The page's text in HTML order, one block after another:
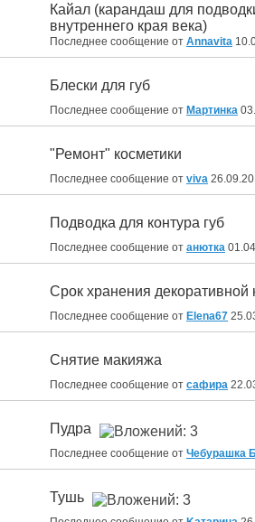
Кайал (карандаш для
внутреннего края века)
Последнее сообщение от Annavita
Блески для губ
Последнее сообщение от Мартинка
"Ремонт" косметики
Последнее сообщение от viva
Подводка для контура губ
Последнее сообщение от анютка
Срок хранения декоративной
Последнее сообщение от Elena67
Снятие макияжа
Последнее сообщение от сафира
Пудра
Последнее сообщение от Чебурашка
Тушь